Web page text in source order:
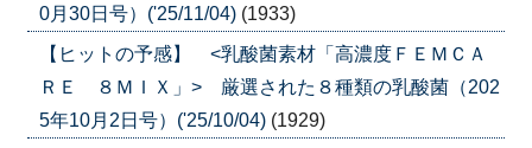
0月30日号）('25/11/04) (1933)
【ヒットの予感】 <乳酸菌素材「高濃度ＦＥＭＣＡ
ＲＥ ８ＭＩＸ」> 厳選された８種類の乳酸菌（202
5年10月2日号）('25/10/04) (1929)